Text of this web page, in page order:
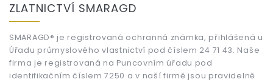
ý
i
s
u
ZLATNICTVÍ SMARAGD
SMARAGD® je registrovaná ochranná známka, přihlášená u
Úřadu průmyslového vlastnictví pod číslem 24 71 43. Naše
firma je registrovaná na Puncovním úřadu pod
identifikačním číslem 7250 a v naší firmě jsou pravidelně